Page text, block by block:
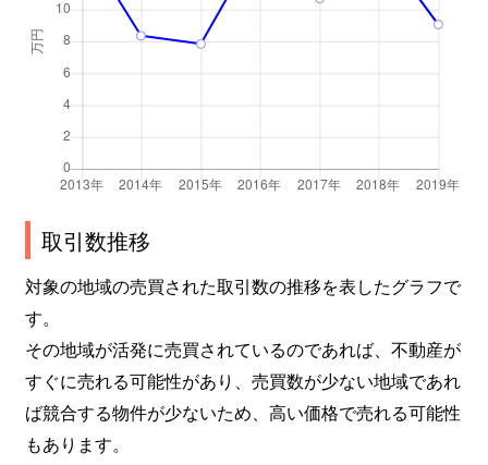
取引数推移
対象の地域の売買された取引数の推移を表したグラフで
す。
その地域が活発に売買されているのであれば、不動産が
すぐに売れる可能性があり、売買数が少ない地域であれ
ば競合する物件が少ないため、高い価格で売れる可能性
もあります。